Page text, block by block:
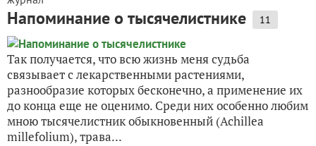
Напоминание о тысячелистнике 11
Так получается, что всю жизнь меня судьба
связывает с лекарственными растениями,
разнообразие которых бесконечно, а применение их
до конца еще не оценимо. Среди них особенно любим
мною тысячелистник обыкновенный (Achillea
millefolium), трава...